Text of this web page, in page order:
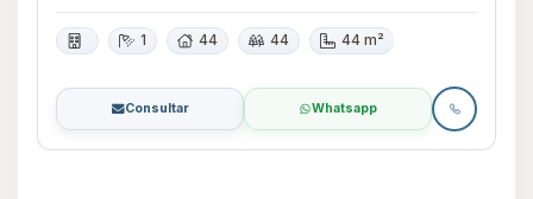
1 44 44 44 m²
Consultar Whatsapp